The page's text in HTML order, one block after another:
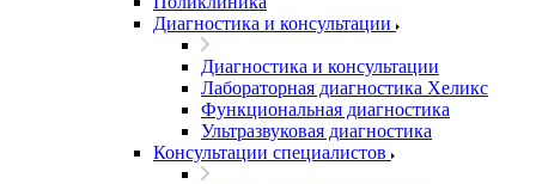
Диагностика и консультации
Диагностика и консультации
Лабораторная диагностика Хеликс
Функциональная диагностика
Ультразвуковая диагностика
Консультации специалистов